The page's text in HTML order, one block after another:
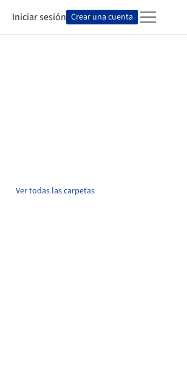
Iniciar sesión Crear una cuenta
Ver todas las carpetas